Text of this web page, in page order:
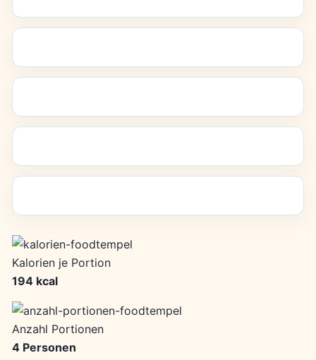
Kalorien je Portion
194 kcal
Anzahl Portionen
4 Personen